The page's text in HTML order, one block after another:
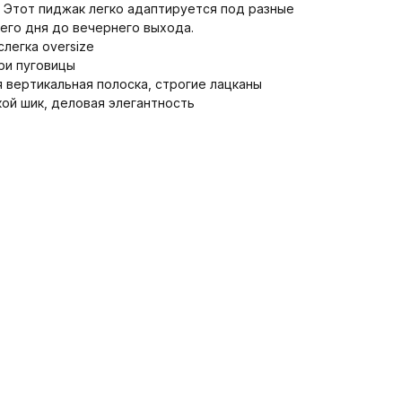
пиджак легко адаптируется под разные
дня до вечернего выхода.
oversize
пуговицы
вертикальная полоска, строгие лацканы
шик, деловая элегантность